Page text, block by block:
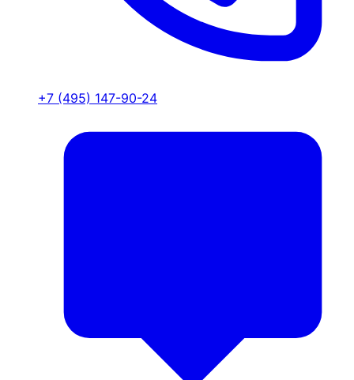
+7 (495) 147-90-24